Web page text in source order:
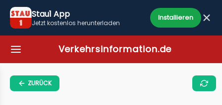
Stau1 App
Jetzt kostenlos herunterladen
Installieren
Verkehrsinformation.de
ZURÜCK